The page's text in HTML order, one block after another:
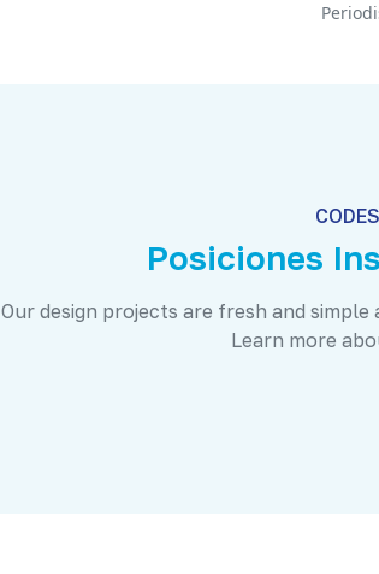
Posiciones
Our design projects are fresh and
Learn more